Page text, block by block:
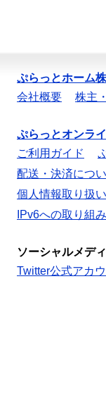
ぷらっとホーム
会社概要
株主
ぷらっとオンラ
ご利用ガイド
配送・決済につ
個人情報取り扱
IPv6への取り組み
ソーシャルメデ
Twitter公式アカ